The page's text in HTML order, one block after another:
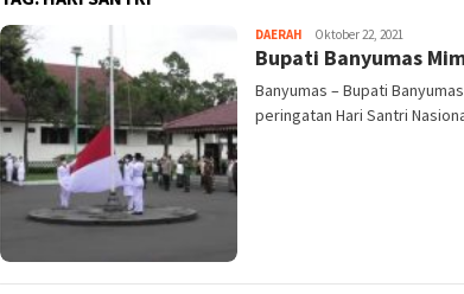
DAERAH Kejar
Info
Oktober 22, 2021
Bupati Banyumas
Banyumas – Bupati
peringatan Hari Santri